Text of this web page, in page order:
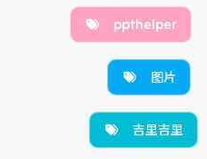
ppthelper
图片
吉里吉里